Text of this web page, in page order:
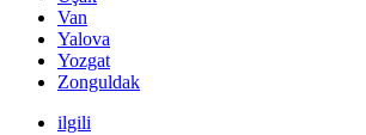
Van
Yalova
Yozgat
Zonguldak
ilgili